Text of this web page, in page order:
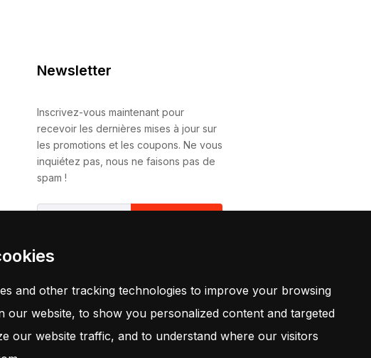
and other tracking technologies to improve your browsing
our website, to show you personalized content and targeted
our website traffic, and to understand where our visitors
Newsletter
Inscrivez-vous maintenant pour
recevoir les dernières mises à jour sur
les promotions et les coupons. Ne vous
inquiétez pas, nous ne faisons pas de
spam !
En vous abonnant, vous acceptez
notre
Politique